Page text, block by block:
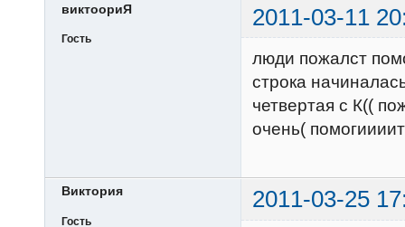
виктоориЯ 2011-03-11
Гость
люди пожалст
строка
четвертая с К((
очень(
Виктория 2011-03-25
Гость